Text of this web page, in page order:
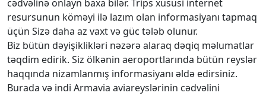
cədvəlinə onlayn baxa bilər. Trips xüsusi internet
resursunun köməyi ilə lazım olan informasiyanı tapmaq
üçün Sizə daha az vaxt və güc tələb olunur.
Biz bütün dəyişiklikləri nəzərə alaraq dəqiq məlumatlar
təqdim edirik. Siz ölkənin aeroportlarında bütün reyslər
haqqında nizamlanmış informasiyanı əldə edirsiniz.
Burada və indi Armavia aviareyslərinin cədvəlini